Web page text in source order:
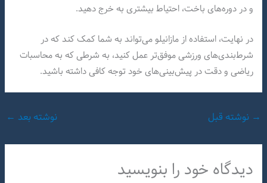
و در دوره‌های باخت، احتیاط بیشتری به خرج دهید.
در نهایت، استفاده از مازانیلو می‌تواند به شما کمک کند که در
شرط‌بندی‌های ورزشی موفق‌تر عمل کنید، به شرطی که به محاسبات
ریاضی و دقت در پیش‌بینی‌های خود توجه کافی داشته باشید.
→ نوشته قبل نوشته بعد ←
دیدگاه‌ خود را بنویسید